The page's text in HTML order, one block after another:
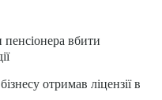
пенсіонера вбити
отримав ліцензії в